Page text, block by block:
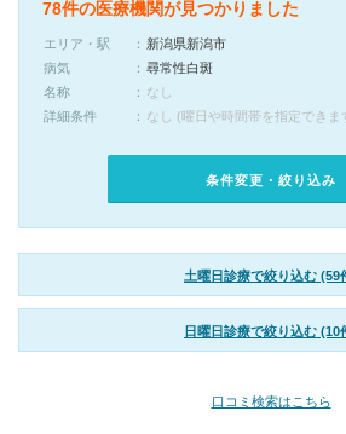
78件の医療機関が見つかりました
エリア・駅
新潟県新潟市
病気
尋常性白斑
名称
なし
詳細条件
なし (曜日や時間帯を指定できま
条件変更・絞り込み
土曜日診療で絞り込む (59
日曜日診療で絞り込む (10
口コミ検索はこちら